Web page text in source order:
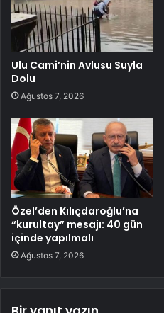
Ulu Cami’nin Avlusu Suyla
Dolu
Ağustos 7, 2026
Özel’den Kılıçdaroğlu’na
“kurultay” mesajı: 40 gün
içinde yapılmalı
Ağustos 7, 2026